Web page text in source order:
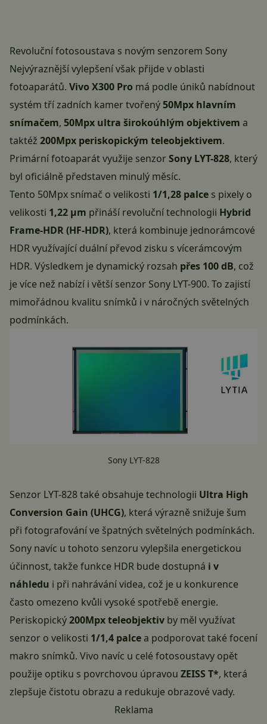
Revoluční fotosoustava s novým senzorem Sony
Nejvýraznější vylepšení však přijde v oblasti
fotoaparátů. Vivo X300 Pro má podle úniků nabídnout
systém tří zadních kamer tvořený50Mpx hlavním
snímačem, 50Mpx ultra širokoúhlým objektivem a
taktéž 200Mpx periskopickým teleobjektivem.
Primární fotoaparát využije senzorSony LYT-828, který
byl oficiálně představen minulý měsíc.
Tento 50Mpx snímač o velikosti 1/1,28 palce s pixely o
velikosti 1,22 μm přináší revoluční technologii Hybrid
Frame-HDR (HF-HDR), která kombinuje jednorámcové
HDR využívající duální převod zisku s vícerámcovým
HDR. Výsledkem je dynamický rozsah přes 100 dB, což
je více než nabízí i větší senzor Sony LYT-900. To zajistí
mimořádnou kvalitu snímků i v náročných světelných
podmínkách.
Sony LYT-828
Senzor LYT-828 také obsahuje technologii Ultra High
Conversion Gain (UHCG), která výrazně snižuje šum
při fotografování ve špatných světelných podmínkách.
Sony navíc u tohoto senzoru vylepšila energetickou
účinnost, takže funkce HDR bude dostupná i v
náhledu i při nahrávání videa, což je u konkurence
často omezeno kvůli vysoké spotřebě energie.
Periskopický200Mpx teleobjektiv by měl využívat
senzor o velikosti 1/1,4 palcea podporovat také focení
makro snímků. Vivo navíc u celé fotosoustavy opět
použije optiku s povrchovou úpravou ZEISS T*, která
zlepšuje čistotu obrazu a redukuje obrazové vady.
Reklama